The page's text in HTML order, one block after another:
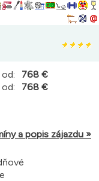
768 €
768 €
a popis zájazdu »